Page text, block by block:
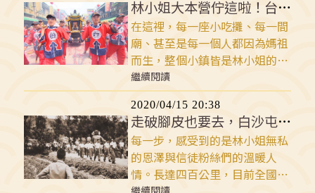
首發新書《我的媽呀!林小姐》
書封的動人文字。信仰是每一個
人在面對困難時候的希望所在，
而媽祖婆無遠弗屆的神威、慈悲
與看顧，是每一位崇敬祂的人，
力量的所在。
林小姐大本營佇這啦！台灣媽祖總本山
在這裡，每一座小吃攤、每一間
廟、甚至是每一個人都因為媽祖
而生，整個小鎮皆是林小姐的狂
粉。媽祖神轎旁的搖滾區更是一
位難求，唯有年年準時報到的鍥
而不捨，才有機會榮升林小姐貼
身護衛。
繼續閱讀
2020/04/15 20:38
走破腳皮也要去，白沙屯媽祖徒步進香
每一步，感受到的是林小姐無私
的恩澤與信徒粉絲們的溫暖人
情。長達四百公里，目前全國徒
繼續閱讀